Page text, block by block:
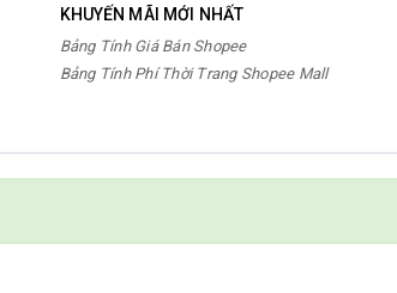
KHUYẾN MÃI MỚI NHẤT
Bảng Tính Giá Bán Shopee
Bảng Tính Phí Thời Trang Shopee Mall